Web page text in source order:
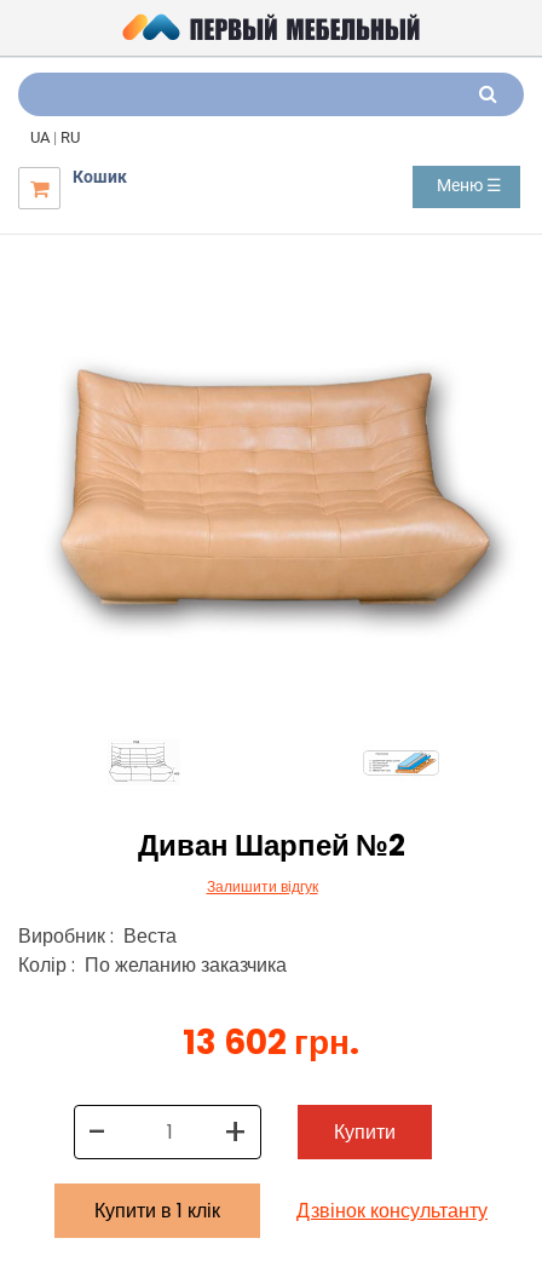
UA | RU

Кошик Меню ☰
Диван Шарпей №2
Залишити відгук
Виробник : Веста
Колір : По желанию заказчика
13 602 грн.
- + Купити
Купити в 1 клік Дзвінок консультанту